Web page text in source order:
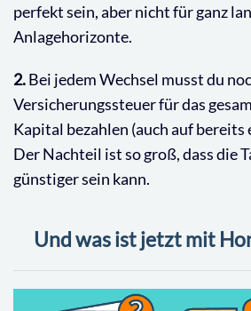
perfekt sein, aber nicht für ganz
Anlagehorizonte.
2.Bei jedem Wechsel musst du
Versicherungssteuer für das
Kapital bezahlen (auch auf bereits
Der Nachteil ist so groß, dass die
günstiger sein kann.
Und was ist jetzt mit